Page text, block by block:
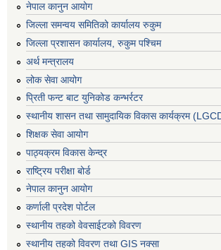
नेपाल कानुन आयोग
जिल्ला समन्वय समितिको कार्यालय रुकुम
जिल्ला प्रशासन कार्यालय, रुकुम पश्चिम
अर्थ मन्त्रालय
लोक सेवा आयोग
प्रिती फन्ट बाट युनिकोड कन्भर्रटर
स्थानीय शासन तथा सामुदायिक विकास कार्यक्रम
शिक्षक सेवा आयोग
पाठ्यक्रम विकास केन्द्र
राष्ट्रिय परीक्षा बोर्ड
नेपाल कानुन आयोग
कर्णाली प्रदेश पोर्टल
स्थानीय तहको वेवसाईटको विवरण
स्थानीय तहको विवरण तथा GIS नक्सा